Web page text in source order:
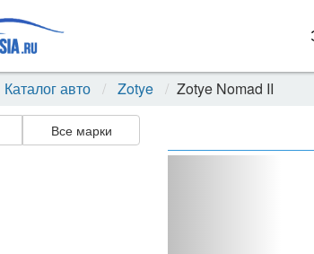
Каталог авто Zotye Zotye Nomad II
Все марки